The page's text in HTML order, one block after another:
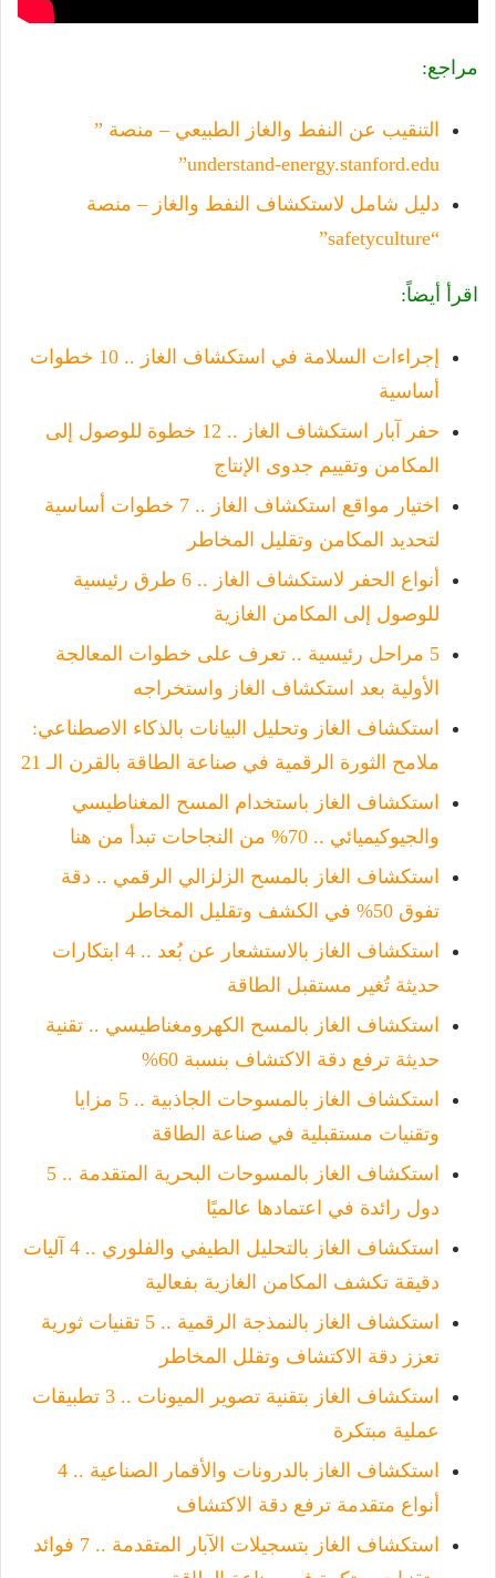
مراجع:
التنقيب عن النفط والغاز الطبيعي – منصة ”
understand-energy.stanford.edu”
دليل شامل لاستكشاف النفط والغاز – منصة
“safetyculture”
اقرأ أيضاً:
إجراءات السلامة في استكشاف الغاز .. 10 خطوات
أساسية
حفر آبار استكشاف الغاز .. 12 خطوة للوصول إلى
المكامن وتقييم جدوى الإنتاج
اختيار مواقع استكشاف الغاز .. 7 خطوات أساسية
لتحديد المكامن وتقليل المخاطر
أنواع الحفر لاستكشاف الغاز .. 6 طرق رئيسية
للوصول إلى المكامن الغازية
5 مراحل رئيسية .. تعرف على خطوات المعالجة
الأولية بعد استكشاف الغاز واستخراجه
استكشاف الغاز وتحليل البيانات بالذكاء الاصطناعي:
ملامح الثورة الرقمية في صناعة الطاقة بالقرن الـ 21
استكشاف الغاز باستخدام المسح المغناطيسي
والجيوكيميائي .. 70% من النجاحات تبدأ من هنا
استكشاف الغاز بالمسح الزلزالي الرقمي .. دقة
تفوق 50% في الكشف وتقليل المخاطر
استكشاف الغاز بالاستشعار عن بُعد .. 4 ابتكارات
حديثة تُغير مستقبل الطاقة
استكشاف الغاز بالمسح الكهرومغناطيسي .. تقنية
حديثة ترفع دقة الاكتشاف بنسبة 60%
استكشاف الغاز بالمسوحات الجاذبية .. 5 مزايا
وتقنيات مستقبلية في صناعة الطاقة
استكشاف الغاز بالمسوحات البحرية المتقدمة .. 5
دول رائدة في اعتمادها عالميًا
استكشاف الغاز بالتحليل الطيفي والفلوري .. 4 آليات
دقيقة تكشف المكامن الغازية بفعالية
استكشاف الغاز بالنمذجة الرقمية .. 5 تقنيات ثورية
تعزز دقة الاكتشاف وتقلل المخاطر
استكشاف الغاز بتقنية تصوير الميونات .. 3 تطبيقات
عملية مبتكرة
استكشاف الغاز بالدرونات والأقمار الصناعية .. 4
أنواع متقدمة ترفع دقة الاكتشاف
استكشاف الغاز بتسجيلات الآبار المتقدمة .. 7 فوائد